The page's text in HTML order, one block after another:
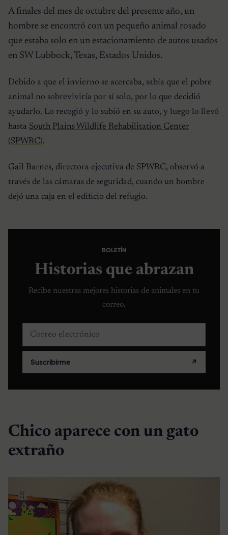
A finales del mes de octubre del presente año, un
hombre se encontró con un pequeño animal rosado
que estaba solo en un estacionamiento de autos usados
en SW Lubbock, Texas, Estados Unidos.
Debido a que el invierno se acercaba, sabía que el pobre
animal no sobreviviría por sí solo, por lo que decidió
ayudarlo. Lo recogió y lo subió en su auto, y luego lo llevó
hasta South Plains Wildlife Rehabilitation Center
(SPWRC).
Gail Barnes, directora ejecutiva de SPWRC, observó a
través de las cámaras de seguridad, cuando un hombre
dejó una caja en el edificio del refugio.
BOLETÍN
Historias que abrazan
Recibe nuestras mejores historias de animales en tu
correo.
Correo electrónico
Suscribirme ↗
Chico aparece con un gato
extraño